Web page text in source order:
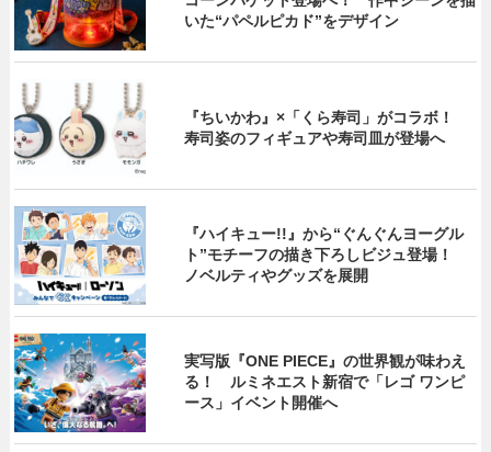
いた“パペルピカド”をデザイン
『ちいかわ』×「くら寿司」がコラボ！
寿司姿のフィギュアや寿司皿が登場へ
『ハイキュー!!』から“ぐんぐんヨーグル
ト”モチーフの描き下ろしビジュ登場！
ノベルティやグッズを展開
実写版『ONE PIECE』の世界観が味わえ
る！ ルミネエスト新宿で「レゴ ワンピ
ース」イベント開催へ